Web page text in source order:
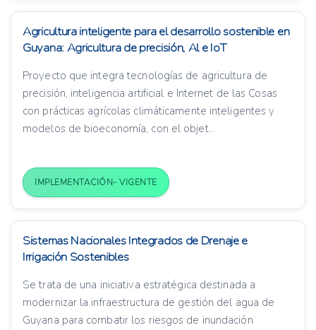
Agricultura inteligente para el desarrollo sostenible en
Guyana: Agricultura de precisión, Al e IoT
Proyecto que integra tecnologías de agricultura de
precisión, inteligencia artificial e Internet de las Cosas
con prácticas agrícolas climáticamente inteligentes y
modelos de bioeconomía, con el objet...
IMPLEMENTACIÓN- VIGENTE
Sistemas Nacionales Integrados de Drenaje e
Irrigación Sostenibles
Se trata de una iniciativa estratégica destinada a
modernizar la infraestructura de gestión del agua de
Guyana para combatir los riesgos de inundación